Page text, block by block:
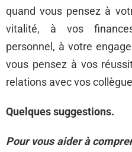
quand vous pensez à
vitalité, à vos
personnel, à votre
vous pensez à vos
relations avec vos
Quelques suggestions.
Pour vous aider à